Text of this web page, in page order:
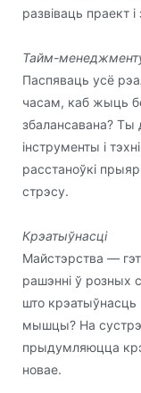
развіваць праект
Тайм-
Паспяваць усё
часам, каб жыць
збалансавана? Ты
інструменты і
расстаноўкі
стрэсу.
Крэатыўнасці
Майстэрства —
рашэнні ў розных
што крэатыўнасць
мышцы? На
прыдумляюцца
новае.